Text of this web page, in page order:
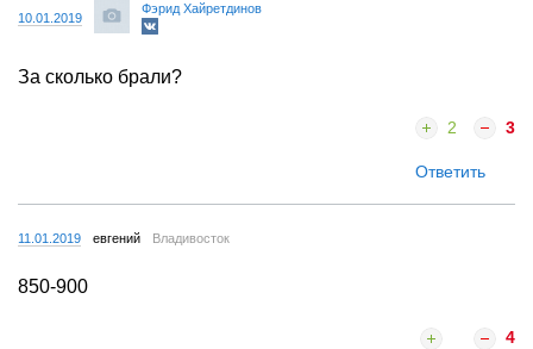
10.01.2019
Фэрид Хайретдинов
За сколько брали?
2 3
Ответить
11.01.2019 евгений Владивосток
850-900
4